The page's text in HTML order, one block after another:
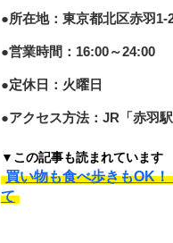
●所在地：東京都北区赤羽
●営業時間：16:00～24:00
●定休日：火曜日
●アクセス方法：JR「赤羽
▼この記事も読まれています
買い物も食べ歩きもOK
て